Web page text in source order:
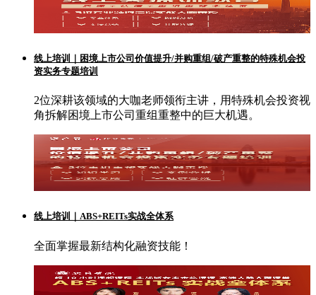
线上培训｜困境上市公司价值提升/并购重组/破产重整的特殊机会投
资实务专题培训
2位深耕该领域的大咖老师领衔主讲，用特殊机会投资视
角拆解困境上市公司重组重整中的巨大机遇。
线上培训｜ABS+REITs实战全体系
全面掌握最新结构化融资技能！